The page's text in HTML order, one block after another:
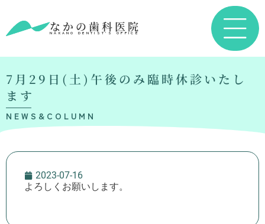
なかの歯科医院
NAKANO DENTIST’S OFFICE
7月29日(土)午後のみ臨時休診いたし
ます
NEWS&COLUMN
2023-07-16
よろしくお願いします。